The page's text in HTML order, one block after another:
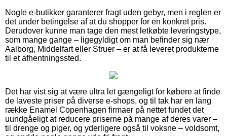
Nogle e-butikker garanterer fragt uden gebyr, men i reglen er
det under betingelse af at du shopper for en konkret pris.
Derudover kunne man tage den mest letkøbte leveringstype,
som mange gange – ligegyldigt om man befinder sig nær
Aalborg, Middelfart eller Struer – er at få leveret produkterne
til et afhentningssted.
Det har vist sig at være ultra let gængeligt for købere at finde
de laveste priser på diverse e-shops, og til tak har en lang
række Enamel Copenhagen firmaer på nettet fundet det
uundgåeligt at reducere priserne på mange af deres varer –
til drenge og piger, og yderligere også til voksne – voldsomt,